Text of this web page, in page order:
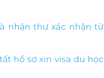
nhận thư xác nhận từ
hồ sơ xin visa du học